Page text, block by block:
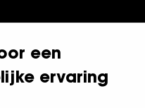
een 9.8
een
ervaring